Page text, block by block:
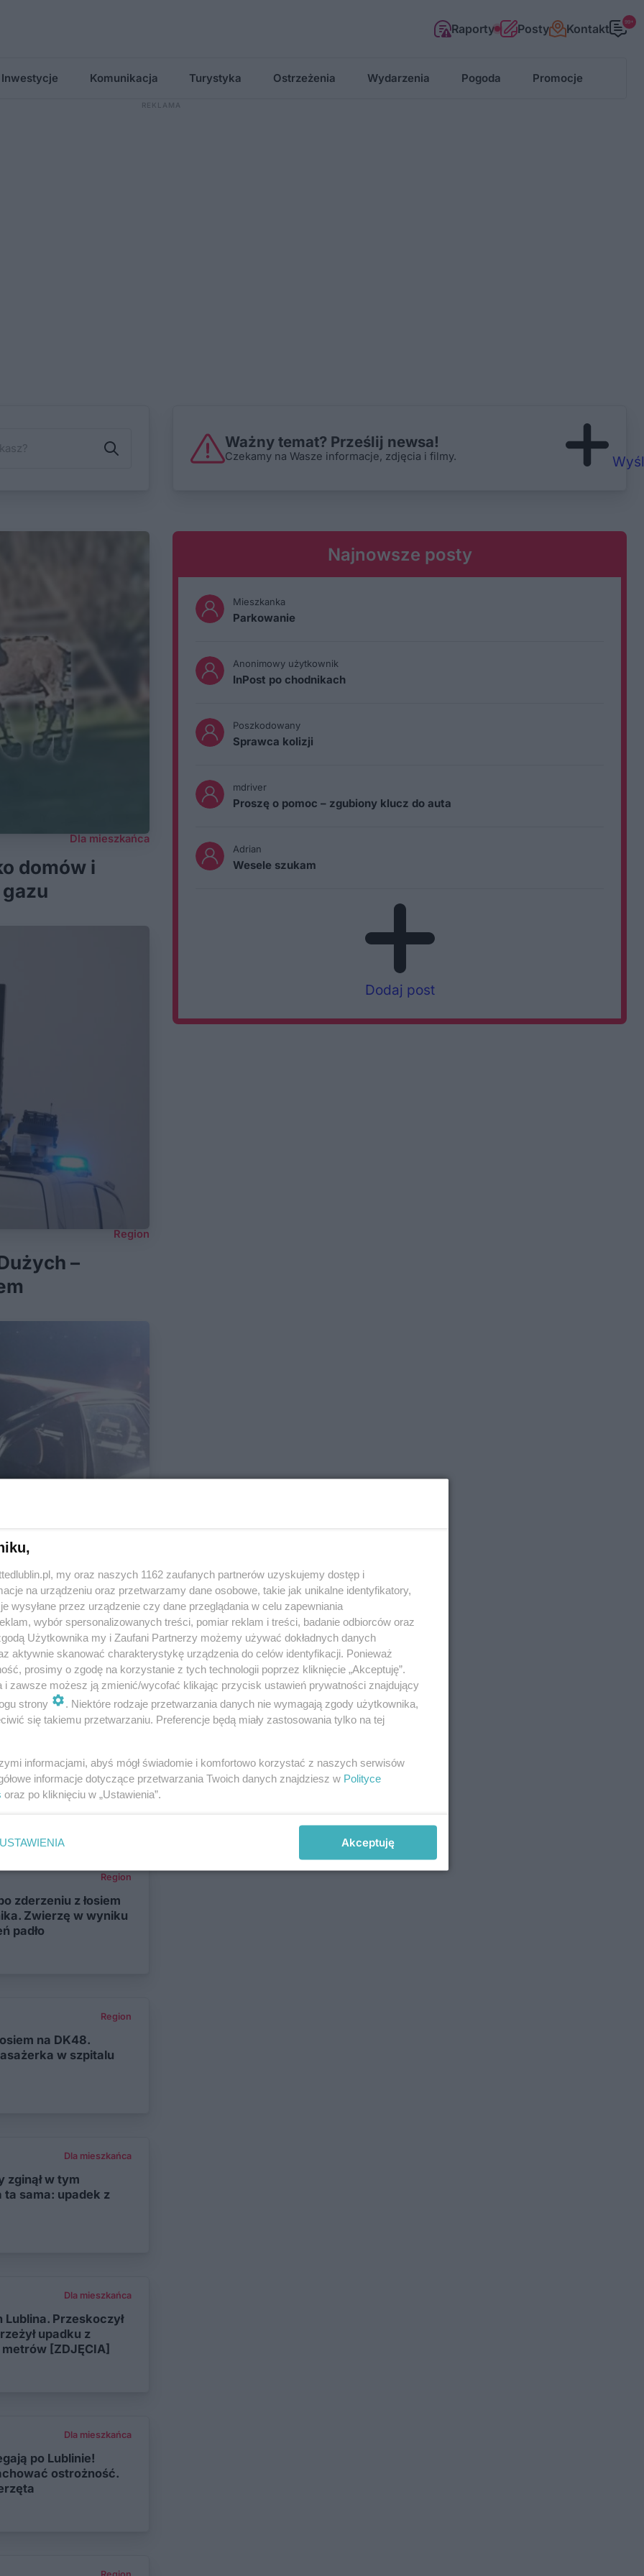
Raporty Posty Kontakt 99+
Inwestycje Komunikacja Turystyka Ostrzeżenia Wydarzenia Pogoda Promocje
Ważny temat? Prześlij newsa!
Czekamy na Wasze informacje, zdjęcia i filmy.
Dla mieszkańca
domów i
Region
–
Region
łosia w
Zwierzę trafiło do
Region
zderzeniu z łosiem
Zwierzę w wyniku
padło
Region
na DK48.
w szpitalu
Dla mieszkańca
zginął w tym
sama: upadek z
Dla mieszkańca
Lublina. Przeskoczył
upadku z
[ZDJĘCIA]
Dla mieszkańca
po Lublinie!
ostrożność.
Najnowsze posty
Mieszkanka
Parkowanie
Anonimowy użytkownik
InPost po chodnikach
Poszkodowany
Sprawca kolizji
mdriver
Proszę o pomoc – zgubiony klucz do auta
Adrian
Wesele szukam
Dodaj post
my oraz naszych 1162 zaufanych partnerów uzyskujemy dostęp i
na urządzeniu oraz przetwarzamy dane osobowe, takie jak unikalne identyfikatory,
wysyłane przez urządzenie czy dane przeglądania w celu zapewniania
wybór spersonalizowanych treści, pomiar reklam i treści, badanie odbiorców oraz
Użytkownika my i Zaufani Partnerzy możemy używać dokładnych danych
aktywnie skanować charakterystykę urządzenia do celów identyfikacji. Ponieważ
prosimy o zgodę na korzystanie z tych technologii poprzez kliknięcie „Akceptuję”.
i zawsze możesz ją zmienić/wycofać klikając przycisk ustawień prywatności znajdujący
strony
. Niektóre rodzaje przetwarzania danych nie wymagają zgody użytkownika,
się takiemu przetwarzaniu. Preferencje będą miały zastosowania tylko na tej
informacjami, abyś mógł świadomie i komfortowo korzystać z naszych serwisów
informacje dotyczące przetwarzania Twoich danych znajdziesz w Polityce
oraz po kliknięciu w „Ustawienia”.
USTAWIENIA Akceptuję